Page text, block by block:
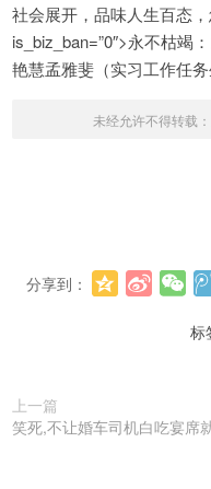
社会展开，品味人生百态
is_biz_ban=”0″>永不枯竭
艳慧孟雅斐（实习工作任务
未经允许不得转载：
分享到：
标
上一篇
笑死,不让婚车司机白吃宴席